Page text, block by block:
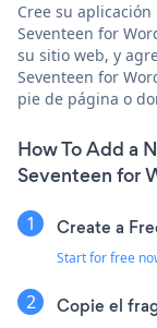
Cree su
Seventeen for
su sitio web, y
Seventeen for
pie de página o
How To Add a
Seventeen for
Create a
Start for free
Copie el